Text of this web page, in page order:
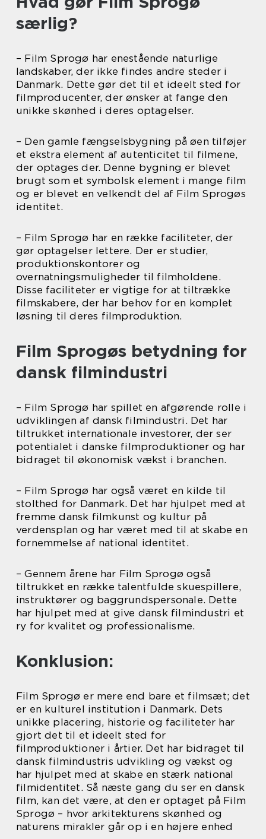
særlig?
– Film Sprogø har enestående naturlige
landskaber, der ikke findes andre steder i
Danmark. Dette gør det til et ideelt sted for
filmproducenter, der ønsker at fange den
unikke skønhed i deres optagelser.
– Den gamle fængselsbygning på øen tilføjer
et ekstra element af autenticitet til filmene,
der optages der. Denne bygning er blevet
brugt som et symbolsk element i mange film
og er blevet en velkendt del af Film Sprogøs
identitet.
– Film Sprogø har en række faciliteter, der
gør optagelser lettere. Der er studier,
produktionskontorer og
overnatningsmuligheder til filmholdene.
Disse faciliteter er vigtige for at tiltrække
filmskabere, der har behov for en komplet
løsning til deres filmproduktion.
Film Sprogøs betydning for
dansk filmindustri
– Film Sprogø har spillet en afgørende rolle i
udviklingen af dansk filmindustri. Det har
tiltrukket internationale investorer, der ser
potentialet i danske filmproduktioner og har
bidraget til økonomisk vækst i branchen.
– Film Sprogø har også været en kilde til
stolthed for Danmark. Det har hjulpet med at
fremme dansk filmkunst og kultur på
verdensplan og har været med til at skabe en
fornemmelse af national identitet.
– Gennem årene har Film Sprogø også
tiltrukket en række talentfulde skuespillere,
instruktører og baggrundspersonale. Dette
har hjulpet med at give dansk filmindustri et
ry for kvalitet og professionalisme.
Konklusion:
Film Sprogø er mere end bare et filmsæt; det
er en kulturel institution i Danmark. Dets
unikke placering, historie og faciliteter har
gjort det til et ideelt sted for
filmproduktioner i årtier. Det har bidraget til
dansk filmindustris udvikling og vækst og
har hjulpet med at skabe en stærk national
filmidentitet. Så næste gang du ser en dansk
film, kan det være, at den er optaget på Film
Sprogø – hvor arkitekturens skønhed og
naturens mirakler går op i en højere enhed